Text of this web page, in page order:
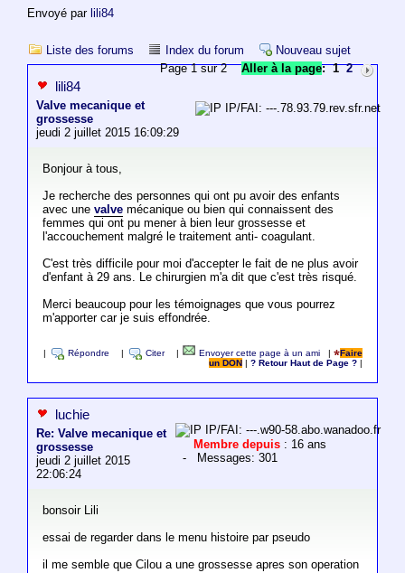
Envoyé par lili84
Liste des forums Index du forum
Nouveau sujet
Page 1 sur 2Aller à la page: 1 2
lili84
Valve mecanique et
grossesse
jeudi 2 juillet 2015 16:09:29
IP/FAI: ---.78.93.79.rev.sfr.net
Bonjour à tous,
Je recherche des personnes qui ont pu avoir des enfants
avec une valvemécanique ou bien qui connaissent des
femmes qui ont pu mener à bien leur grossesse et
l'accouchement malgré le traitement anti- coagulant.
C'est très difficile pour moi d'accepter le fait de ne plus avoir
d'enfant à 29 ans. Le chirurgien m'a dit que c'est très risqué.
Merci beaucoup pour les témoignages que vous pourrez
m'apporter car je suis effondrée.
Répondre Citer Envoyer cette page à un ami |
Faire
un DON
|? Retour Haut de Page ?
luchie
Re: Valve mecanique et
grossesse
jeudi 2 juillet 2015
22:06:24
IP/FAI: ---.w90-58.abo.wanadoo.fr
Membre depuis : 16 ans
- Messages: 301
bonsoir Lili
essai de regarder dans le menu histoire par pseudo
il me semble que Cilou a une grossesse apres son operation